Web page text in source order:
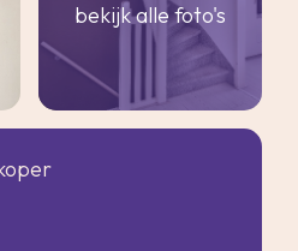
bekijk alle foto's